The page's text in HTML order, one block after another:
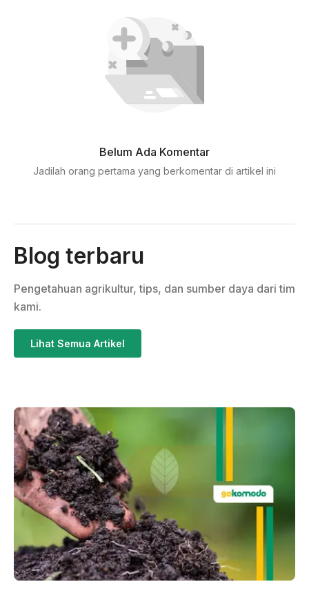
Belum Ada Komentar
Jadilah orang pertama yang berkomentar di artikel ini
Blog terbaru
Pengetahuan agrikultur, tips, dan sumber daya dari tim
kami.
Lihat Semua Artikel